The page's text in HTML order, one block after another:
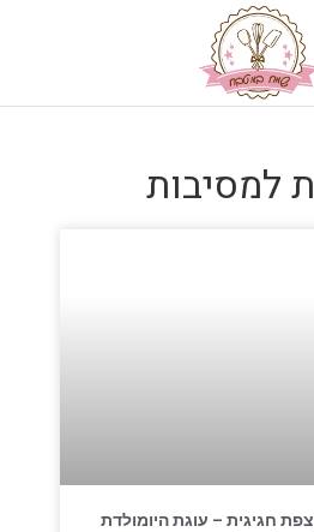
למסיבות
חגיגית – עוגת היומולדת